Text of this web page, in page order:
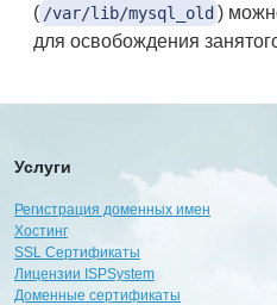
( /var/lib/mysql_old )
для освобождения
Услуги
Регистрация доменных имен
Хостинг
SSL Сертификаты
Лицензии ISPSystem
Доменные сертификаты